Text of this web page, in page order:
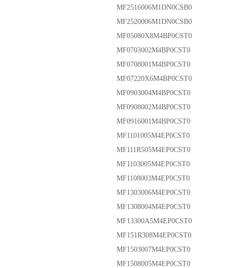
MF2516006M1DN0CSB0
MF2520006M1DN0CSB0
MF05080X8M4BP0CST0
MF0703002M4BP0CST0
MF0708001M4BP0CST0
MF07220X6M4BP0CST0
MF0903004M4BP0CST0
MF0908002M4BP0CST0
MF0916001M4BP0CST0
MF1101005M4EP0CST0
MF111R505M4EP0CST0
MF1103005M4EP0CST0
MF1108003M4EP0CST0
MF1303006M4EP0CST0
MF1308004M4EP0CST0
MF13300A5M4EP0CST0
MF151R308M4EP0CST0
MF1503007M4EP0CST0
MF1508005M4EP0CST0